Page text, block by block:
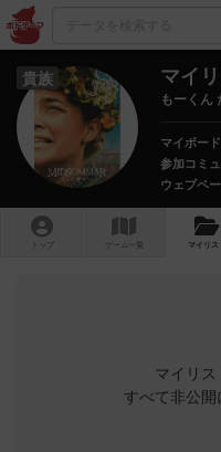
貴族 マイ
もーくん
マイボー
参加コミ
ウェブペ
トップ ゲーム一覧 マイリス
マイリス
すべて非公開